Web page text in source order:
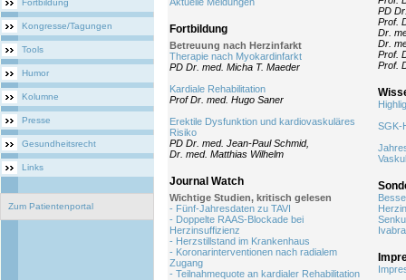
Fortbildung
Kongresse/Tagungen
Tools
Humor
Kolumne
Presse
Gesundheitsrecht
Links
Zum Patientenportal
Fortbildung
Betreuung nach Herzinfarkt
Therapie nach Myokardinfarkt
PD Dr. med. Micha T. Maeder
Kardiale Rehabilitation
Prof Dr. med. Hugo Saner
Erektile Dysfunktion und kardiovaskuläres
Risiko
PD Dr. med. Jean-Paul Schmid,
Dr. med. Matthias Wilhelm
Journal Watch
Wichtige Studien, kritisch gelesen
- Fünf-Jahresdaten zu TAVI
- Doppelte RAAS-Blockade bei
Herzinsuffizienz
- Herzstillstand im Krankenhaus
- Koronarinterventionen nach radialem
Zugang
- Teilnahmequote an kardialer Rehabilitation
PD
Prof.
Dr.
Dr.
Prof.
Prof.
SGK-